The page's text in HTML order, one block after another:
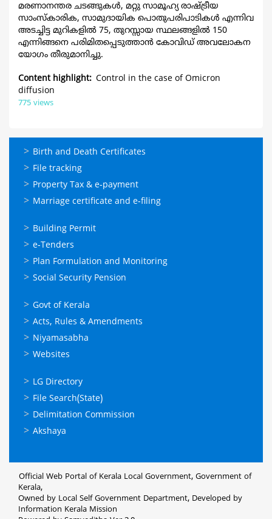
മരണാനന്തര ചടങ്ങുകള്‍, മറ്റു സാമൂഹ്യ രാഷ്ട്രീയ
സാംസ്കാരിക, സാമുദായിക പൊതുപരിപാടികള്‍ എന്നിവ
അടച്ചിട്ട മുറികളിൽ 75, തുറസ്സായ സ്ഥലങ്ങളിൽ 150
എന്നിങ്ങനെ പരിമിതപ്പെടുത്താൻ കോവിഡ് അവലോകന
യോഗം തീരുമാനിച്ചു.
Content highlight
Control in the case of Omicron
diffusion
775 views
ഓണ്‍ലൈന്‍
സേവനങ്ങള്‍
Birth and Death Certificates
File tracking
Property Tax & e-payment
Marriage certificate and e-filing
ഓണ്‍ലൈന്‍
സേവനങ്ങള്‍
Building Permit
e-Tenders
Plan Formulation and Monitoring
Social Security Pension
ഉപയോഗപ്രദമായ
കണ്ണികള്‍
Govt of Kerala
Acts, Rules & Amendments
Niyamasabha
Websites
ഉപയോഗപ്രദമായ
കണ്ണികള്‍
LG Directory
File Search(State)
Delimitation Commission
Akshaya
Official Web Portal of Kerala Local Government, Government of
Kerala,
Owned by Local Self Government Department, Developed by
Information Kerala Mission